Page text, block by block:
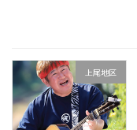
上尾地区